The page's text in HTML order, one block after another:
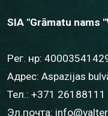
SIA "Grāmatu nams
Рег. нр:
Адрес: Aspazijas
Тел.: +371 26188111
Эл.почта: